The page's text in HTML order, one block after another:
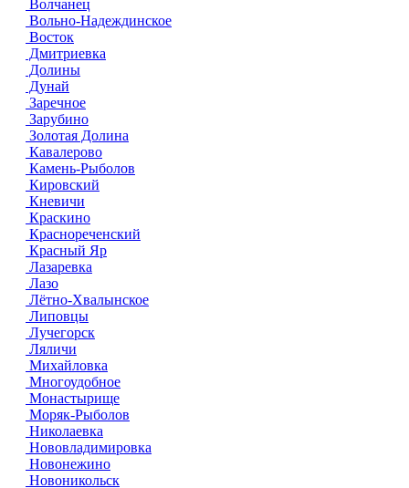
Волчанец
Вольно-Надеждинское
Восток
Дмитриевка
Долины
Дунай
Заречное
Зарубино
Золотая Долина
Кавалерово
Камень-Рыболов
Кировский
Кневичи
Краскино
Краснореченский
Красный Яр
Лазаревка
Лазо
Лётно-Хвалынское
Липовцы
Лучегорск
Ляличи
Михайловка
Многоудобное
Монастырище
Моряк-Рыболов
Николаевка
Нововладимировка
Новонежино
Новоникольск